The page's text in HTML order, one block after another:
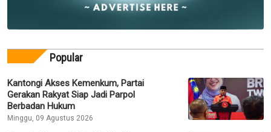
Popular
Kantongi Akses Kemenkum, Partai
Gerakan Rakyat Siap Jadi Parpol
Berbadan Hukum
Minggu, 09 Agustus 2026